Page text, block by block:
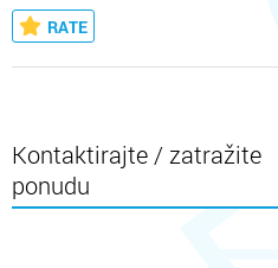
RATE
Kontaktirajte / zatražite
ponudu